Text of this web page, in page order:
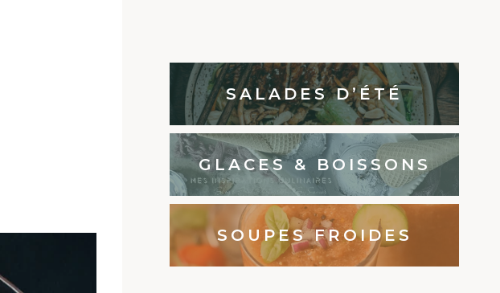
SALADES D’ÉTÉ
GLACES & BOISSONS
SOUPES FROIDES